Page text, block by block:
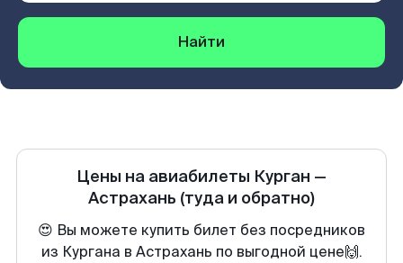
Найти
Цены на авиабилеты Курган —
Астрахань (туда и обратно)
😍 Вы можете купить билет без посредников
из Кургана в Астрахань по выгодной цене🙌.